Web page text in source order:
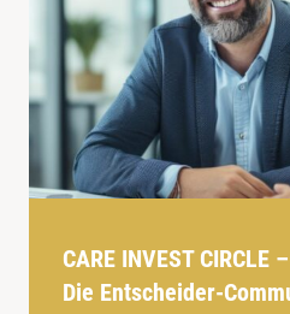
CARE INVEST CIRCLE –
Die Entscheider-